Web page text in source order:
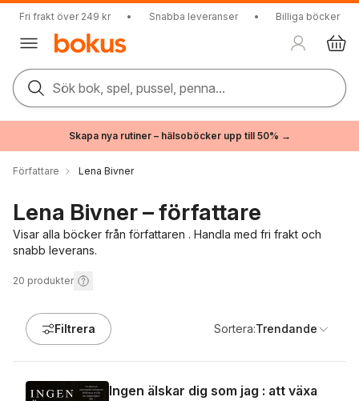
Fri frakt över 249 kr • Snabba leveranser • Billiga böcker
Sök bok, spel, pussel, penna...
Skapa nya rutiner – hälsoböcker upp till 50% →
Författare Lena Bivner
Lena Bivner – författare
Visar alla böcker från författaren . Handla med fri frakt och
snabb leverans.
20 produkter
Filtrera Sortera:Trendande
Ingen älskar dig som jag : att växa